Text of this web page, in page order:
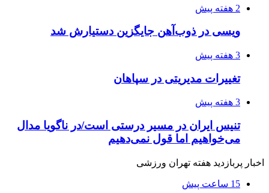
2 هفته پیش
ویسی در ذوب‌آهن جایگزین دستیارش شد
3 هفته پیش
تغییرات مدیریتی در سپاهان
3 هفته پیش
تنیس ایران در مسیر درستی است/در ناگویا مدال
می‌خواهیم اما قول نمی‌دهیم
اخبار پربازدید هفته تهران ورزشی
15 ساعت پیش